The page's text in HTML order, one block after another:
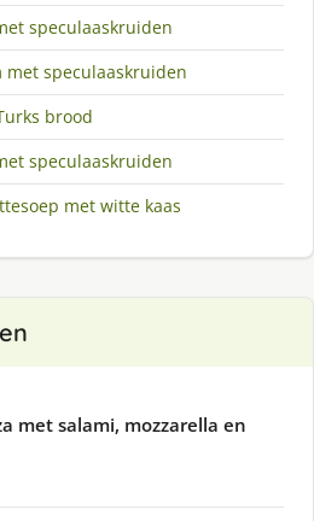
speculaaskruiden
met speculaaskruiden
brood
speculaaskruiden
met witte kaas
met salami, mozzarella en